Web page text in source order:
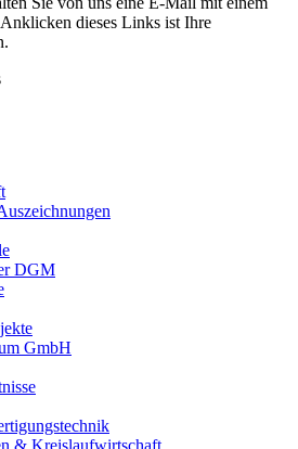
dieses Links ist Ihre
DGM
GmbH